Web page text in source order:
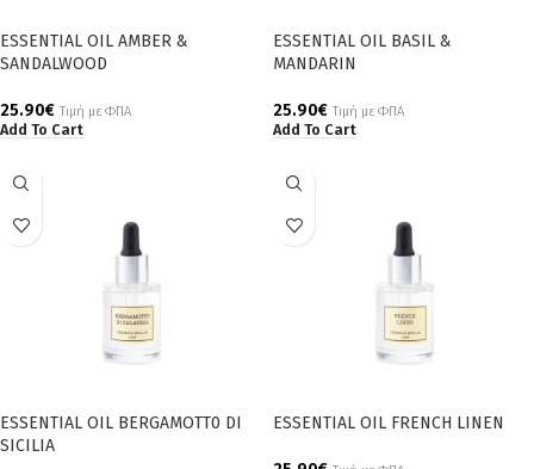
ESSENTIAL OIL AMBER &
SANDALWOOD
25.90€ Τιμή με ΦΠΑ
Add To Cart
ESSENTIAL OIL BASIL &
MANDARIN
25.90€ Τιμή με ΦΠΑ
Add To Cart
ESSENTIAL OIL BERGAMOTT0 DI
SICILIA
ESSENTIAL OIL FRENCH LINEN